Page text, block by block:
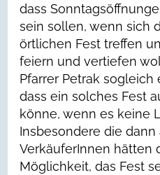
dass
sein sollen, wenn sich
örtlichen Fest treffen
feiern und vertiefen
Pfarrer Petrak
dass ein solches Fest
könne, wenn es keine
Insbesondere die
VerkäuferInnen hätten
Möglichkeit, das Fest